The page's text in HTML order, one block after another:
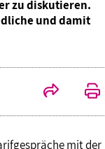
zu diskutieren.
und damit
mit der